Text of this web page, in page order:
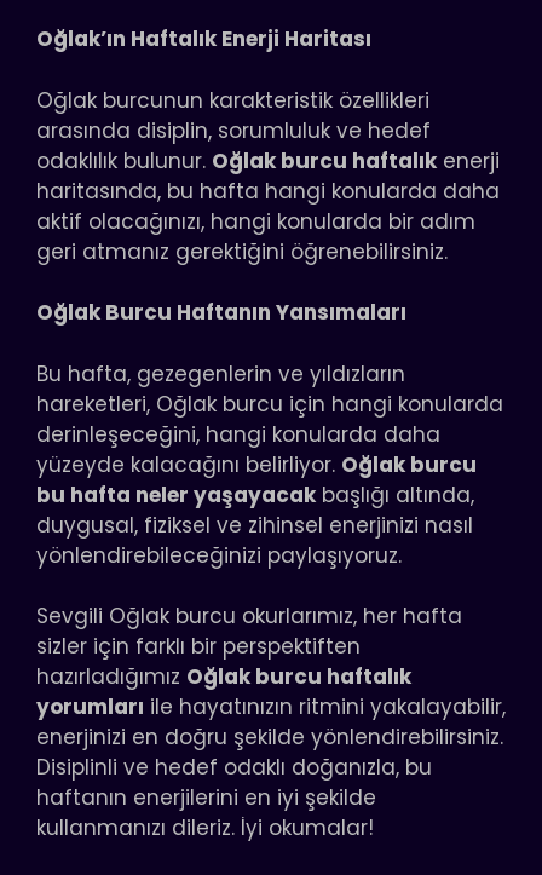
Oğlak’ın Haftalık Enerji Haritası
Oğlak burcunun karakteristik özellikleri
arasında disiplin, sorumluluk ve hedef
odaklılık bulunur. Oğlak burcu haftalık enerji
haritasında, bu hafta hangi konularda daha
aktif olacağınızı, hangi konularda bir adım
geri atmanız gerektiğini öğrenebilirsiniz.
Oğlak Burcu Haftanın Yansımaları
Bu hafta, gezegenlerin ve yıldızların
hareketleri, Oğlak burcu için hangi konularda
derinleşeceğini, hangi konularda daha
yüzeyde kalacağını belirliyor. Oğlak burcu
bu hafta neler yaşayacak başlığı altında,
duygusal, fiziksel ve zihinsel enerjinizi nasıl
yönlendirebileceğinizi paylaşıyoruz.
Sevgili Oğlak burcu okurlarımız, her hafta
sizler için farklı bir perspektiften
hazırladığımız Oğlak burcu haftalık
yorumları ile hayatınızın ritmini yakalayabilir,
enerjinizi en doğru şekilde yönlendirebilirsiniz.
Disiplinli ve hedef odaklı doğanızla, bu
haftanın enerjilerini en iyi şekilde
kullanmanızı dileriz. İyi okumalar!